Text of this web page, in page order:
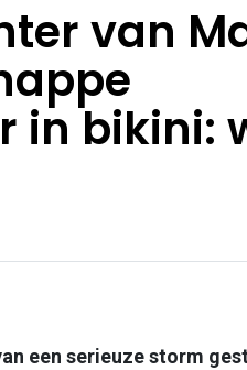
van
in bikini:
een serieuze storm